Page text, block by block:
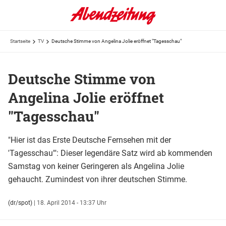
Startseite TV Deutsche Stimme von Angelina Jolie eröffnet "Tagesschau"
Deutsche Stimme von
Angelina Jolie eröffnet
"Tagesschau"
"Hier ist das Erste Deutsche Fernsehen mit der
'Tagesschau'": Dieser legendäre Satz wird ab kommenden
Samstag von keiner Geringeren als Angelina Jolie
gehaucht. Zumindest von ihrer deutschen Stimme.
(dr/spot) | 18. April 2014 - 13:37 Uhr